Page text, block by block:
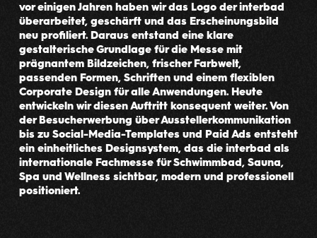
vor einigen Jahren haben wir das Logo der interbad
überarbeitet, geschärft und das Erscheinungsbild
neu profiliert. Daraus entstand eine klare
gestalterische Grundlage für die Messe mit
prägnantem Bildzeichen, frischer Farbwelt,
passenden Formen, Schriften und einem flexiblen
Corporate Design für alle Anwendungen. Heute
entwickeln wir diesen Auftritt konsequent weiter. Von
der Besucherwerbung über Ausstellerkommunikation
bis zu Social-Media-Templates und Paid Ads entsteht
ein einheitliches Designsystem, das die interbad als
internationale Fachmesse für Schwimmbad, Sauna,
Spa und Wellness sichtbar, modern und professionell
positioniert.